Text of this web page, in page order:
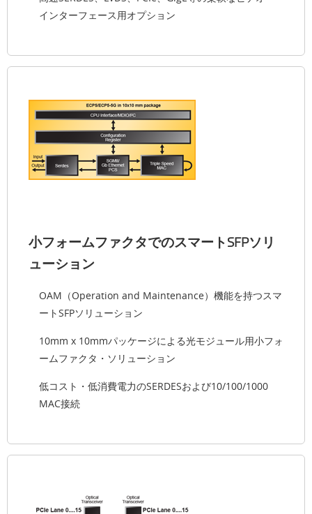
インターフェース用オプション
小フォームファクタでのスマートSFPソリ
ューション
OAM（Operation and Maintenance）機能を持つスマ
ートSFPソリューション
10mm x 10mmパッケージによる光モジュール用小フォ
ームファクタ・ソリューション
低コスト・低消費電力のSERDESおよび10/100/1000
MAC接続